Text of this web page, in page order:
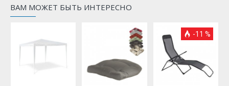
ВАМ МОЖЕТ БЫТЬ ИНТЕРЕСНО
-11 %